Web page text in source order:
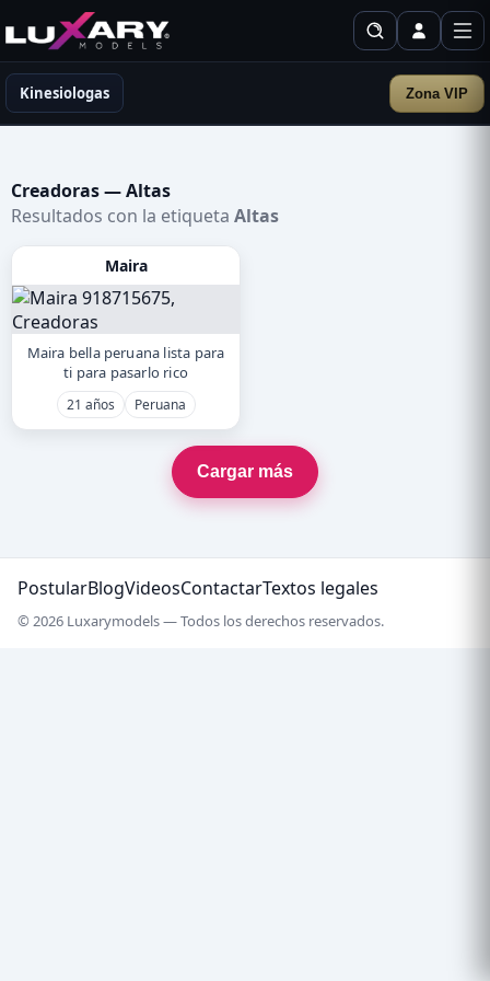
Kinesiologas Zona VIP
Creadoras — Altas
Resultados con la etiqueta Altas
Maira
Maira bella peruana lista para
ti para pasarlo rico
21 años Peruana
Cargar más
PostularBlogVideosContactarTextos legales
© 2026 Luxarymodels — Todos los derechos reservados.